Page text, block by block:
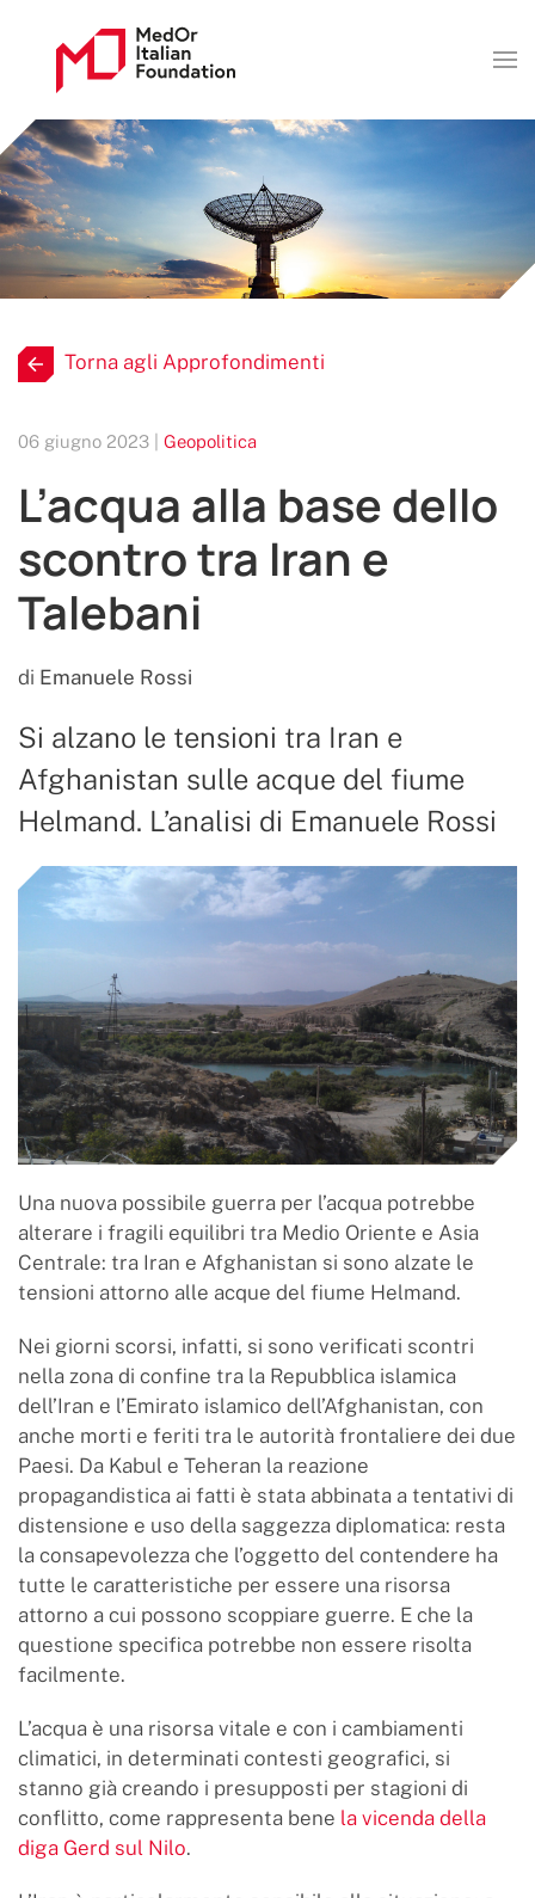
Torna agli Approfondimenti
06 giugno 2023 | Geopolitica
L’acqua alla base dello
scontro tra Iran e
Talebani
di Emanuele Rossi
Si alzano le tensioni tra Iran e
Afghanistan sulle acque del fiume
Helmand. L’analisi di Emanuele Rossi
Una nuova possibile guerra per l’acqua potrebbe
alterare i fragili equilibri tra Medio Oriente e Asia
Centrale: tra Iran e Afghanistan si sono alzate le
tensioni attorno alle acque del fiume Helmand.
Nei giorni scorsi, infatti, si sono verificati scontri
nella zona di confine tra la Repubblica islamica
dell’Iran e l’Emirato islamico dell’Afghanistan, con
anche morti e feriti tra le autorità frontaliere dei due
Paesi. Da Kabul e Teheran la reazione
propagandistica ai fatti è stata abbinata a tentativi di
distensione e uso della saggezza diplomatica: resta
la consapevolezza che l’oggetto del contendere ha
tutte le caratteristiche per essere una risorsa
attorno a cui possono scoppiare guerre. E che la
questione specifica potrebbe non essere risolta
facilmente.
L’acqua è una risorsa vitale e con i cambiamenti
climatici, in determinati contesti geografici, si
stanno già creando i presupposti per stagioni di
conflitto, come rappresenta bene la vicenda della
diga Gerd sul Nilo.